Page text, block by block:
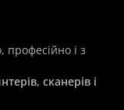
і з
сканерів і